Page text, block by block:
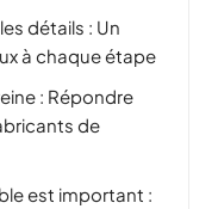
détails : Un
à chaque étape
: Répondre
de
est important :